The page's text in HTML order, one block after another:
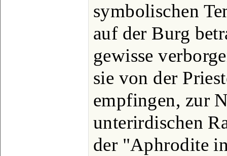
symbolischen
auf der Burg
gewisse
sie von der
empfingen, zur
unterirdischen
der "Aphrodite